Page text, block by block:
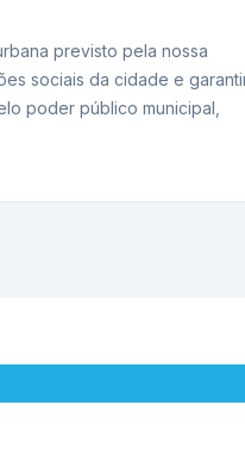
previsto pela nossa
sociais da cidade e
poder público municipal,